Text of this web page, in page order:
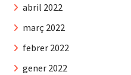
abril 2022
març 2022
febrer 2022
gener 2022